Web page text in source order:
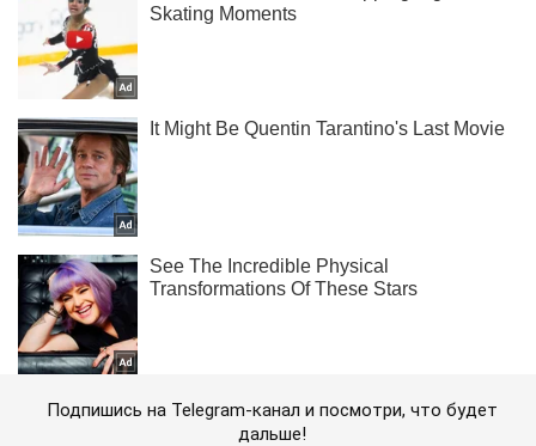
Подпишись на Telegram-канал и посмотри, что будет
дальше!